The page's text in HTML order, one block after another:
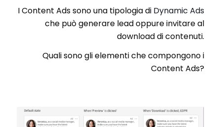
I Content Ads sono una tipologia di Dynamic Ads
che può generare lead oppure invitare al
download di contenuti.
Quali sono gli elementi che compongono i
Content Ads?